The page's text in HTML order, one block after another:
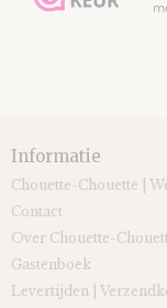
Informatie
Chouette-Chouette |
Contact
Over Chouette-
Gastenboek
Levertijden |